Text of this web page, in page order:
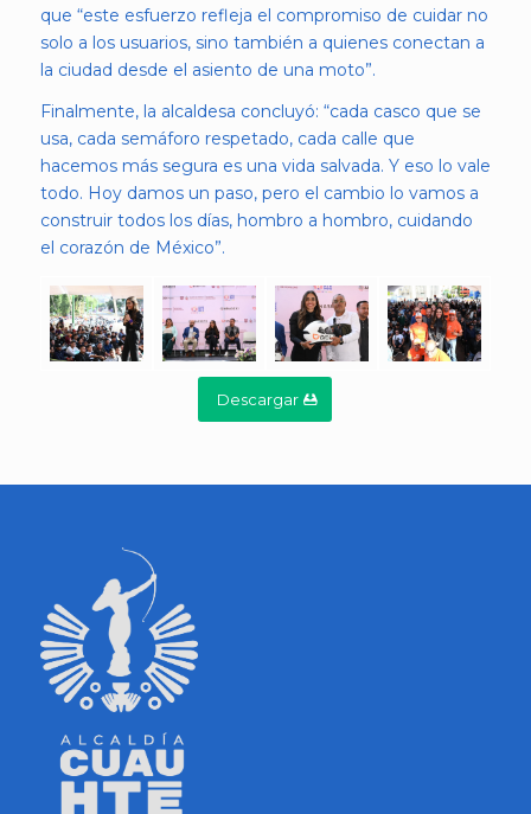
que “este esfuerzo refleja el compromiso de cuidar no
solo a los usuarios, sino también a quienes conectan a
la ciudad desde el asiento de una moto”.
Finalmente, la alcaldesa concluyó: “cada casco que se
usa, cada semáforo respetado, cada calle que
hacemos más segura es una vida salvada. Y eso lo vale
todo. Hoy damos un paso, pero el cambio lo vamos a
construir todos los días, hombro a hombro, cuidando
el corazón de México”.
Descargar